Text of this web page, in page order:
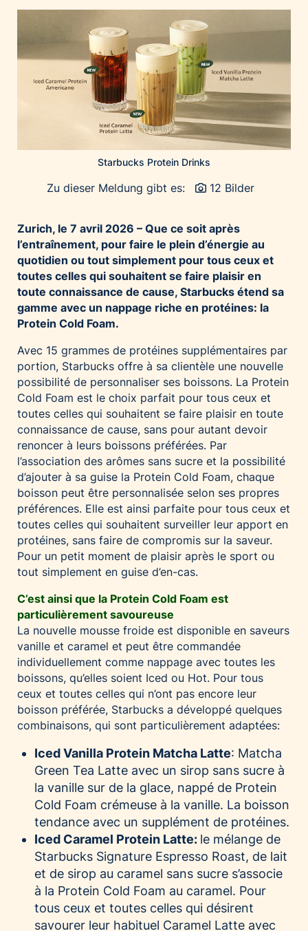
Home of Work
Huawei Consumer Business Group
Kroatische Zentrale für Tourismus
Mondelēz Österreich
Muse Electronics
Neuroth
öbv – Österreichischer Bundesverlag
Ökopharm
Palfinger AG
Polestar
REXEL Austria
Starbucks
Superbrands Austria
Tante Fanny
Vollpension
win2day
Wolt
woom bikes
Kontakt
Starbucks Protein Drinks
Zu dieser Meldung gibt es: 12 Bilder
Zurich, le 7 avril 2026 – Que ce soit après
l’entraînement, pour faire le plein d’énergie au
quotidien ou tout simplement pour tous ceux et
toutes celles qui souhaitent se faire plaisir en
toute connaissance de cause, Starbucks étend sa
gamme avec un nappage riche en protéines: la
Protein Cold Foam.
Avec 15 grammes de protéines supplémentaires par
portion, Starbucks offre à sa clientèle une nouvelle
possibilité de personnaliser ses boissons. La Protein
Cold Foam est le choix parfait pour tous ceux et
toutes celles qui souhaitent se faire plaisir en toute
connaissance de cause, sans pour autant devoir
renoncer à leurs boissons préférées. Par
l’association des arômes sans sucre et la possibilité
d’ajouter à sa guise la Protein Cold Foam, chaque
boisson peut être personnalisée selon ses propres
préférences. Elle est ainsi parfaite pour tous ceux et
toutes celles qui souhaitent surveiller leur apport en
protéines, sans faire de compromis sur la saveur.
Pour un petit moment de plaisir après le sport ou
tout simplement en guise d’en-cas.
C’est ainsi que la Protein Cold Foam est
particulièrement savoureuse
La nouvelle mousse froide est disponible en saveurs
vanille et caramel et peut être commandée
individuellement comme nappage avec toutes les
boissons, qu’elles soient Iced ou Hot. Pour tous
ceux et toutes celles qui n’ont pas encore leur
boisson préférée, Starbucks a développé quelques
combinaisons, qui sont particulièrement adaptées:
Iced Vanilla Protein Matcha Latte: Matcha
Green Tea Latte avec un sirop sans sucre à
la vanille sur de la glace, nappé de Protein
Cold Foam crémeuse à la vanille. La boisson
tendance avec un supplément de protéines.
Iced Caramel Protein Latte: le mélange de
Starbucks Signature Espresso Roast, de lait
et de sirop au caramel sans sucre s’associe
à la Protein Cold Foam au caramel. Pour
tous ceux et toutes celles qui désirent
savourer leur habituel Caramel Latte avec